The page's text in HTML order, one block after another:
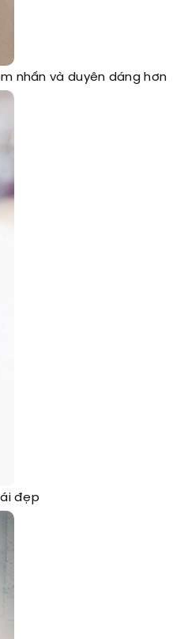
nhấn và duyên dáng hơn
đẹp